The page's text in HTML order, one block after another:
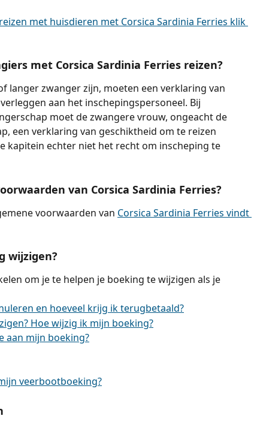
met huisdieren met Corsica Sardinia Ferries klik
met Corsica Sardinia Ferries reizen?
langer zwanger zijn, moeten een verklaring van
aan het inschepingspersoneel. Bij
moet de zwangere vrouw, ongeacht de
een verklaring van geschiktheid om te reizen
kapitein echter niet het recht om inscheping te
van Corsica Sardinia Ferries?
voorwaarden van Corsica Sardinia Ferries vindt
wijzigen?
om je te helpen je boeking te wijzigen als je
en hoeveel krijg ik terugbetaald?
Hoe wijzig ik mijn boeking?
aan mijn boeking?
veerbootboeking?